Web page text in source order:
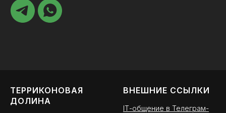
ТЕРРИКОНОВАЯ
ДОЛИНА
ВНЕШНИЕ ССЫЛКИ
ІТ-общение в Телеграм-